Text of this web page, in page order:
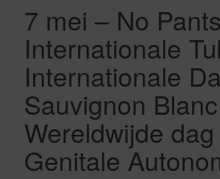
7 mei – No
Internationale
Internationale
Sauvignon
Wereldwijde
Genitale